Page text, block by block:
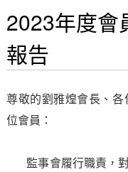
2023年度會
報告
尊敬的劉雅煌會長、
位會員：
監事會履行職責，對